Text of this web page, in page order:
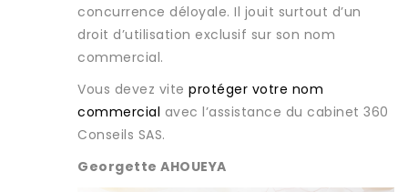
concurrence déloyale. Il jouit surtout d’un
droit d’utilisation exclusif sur son nom
commercial.
Vous devez vite protéger votre nom
commercial avec l’assistance du cabinet 360
Conseils SAS.
Georgette AHOUEYA